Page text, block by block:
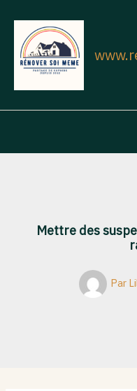
contenu
Mettre des
Par